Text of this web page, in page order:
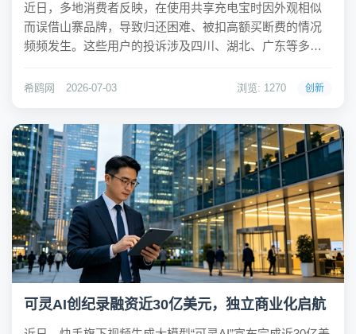
近日，多地消费者反映，在使用共享充电宝时因外观相似
而误借山寨品牌，导致归还困难、被扣高额买断费的情况
频频发生。这些用户的投诉涉及四川、湖北、广东等多个
称。这些山寨品牌通过模仿头部产品的配色和命名逻辑，
希鸥网 2026-07-03 浏览: 1270 创新
可灵AI创纪录融资近30亿美元，独立商业化启航